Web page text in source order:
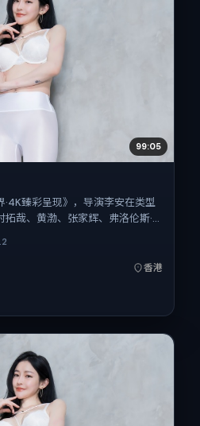
99:05
臻彩呈现》，导演李安在类型
哉、黄渤、张家辉、弗洛伦斯·
2018年7月9日（公映登记日
钟，节奏张弛有度。
香港